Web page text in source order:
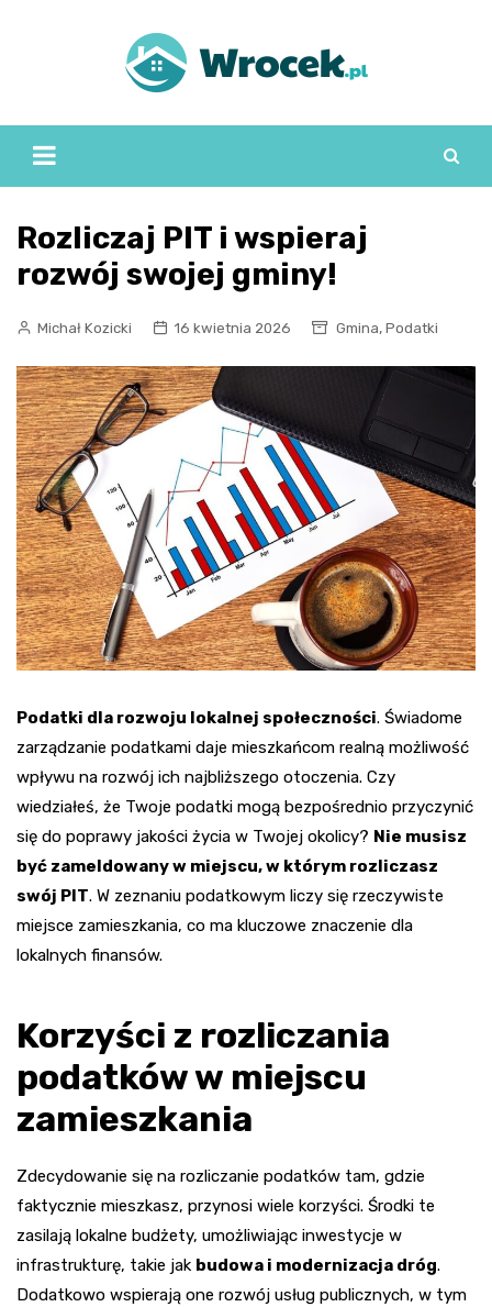
Rozliczaj PIT i wspieraj
rozwój swojej gminy!
Michał Kozicki 16 kwietnia 2026 Gmina, Podatki
Podatki dla rozwoju lokalnej społeczności. Świadome
zarządzanie podatkami daje mieszkańcom realną możliwość
wpływu na rozwój ich najbliższego otoczenia. Czy
wiedziałeś, że Twoje podatki mogą bezpośrednio przyczynić
się do poprawy jakości życia w Twojej okolicy? Nie musisz
być zameldowany w miejscu, w którym rozliczasz
swój PIT. W zeznaniu podatkowym liczy się rzeczywiste
miejsce zamieszkania, co ma kluczowe znaczenie dla
lokalnych finansów.
Korzyści z rozliczania
podatków w miejscu
zamieszkania
Zdecydowanie się na rozliczanie podatków tam, gdzie
faktycznie mieszkasz, przynosi wiele korzyści. Środki te
zasilają lokalne budżety, umożliwiając inwestycje w
infrastrukturę, takie jak budowa i modernizacja dróg.
Dodatkowo wspierają one rozwój usług publicznych, w tym